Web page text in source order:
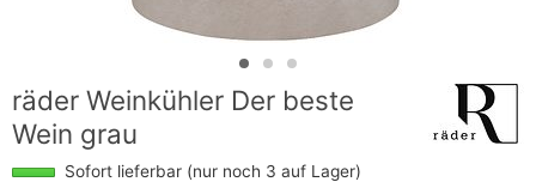
räder Weinkühler Der beste
Wein grau
Sofort lieferbar (nur noch 3 auf Lager)